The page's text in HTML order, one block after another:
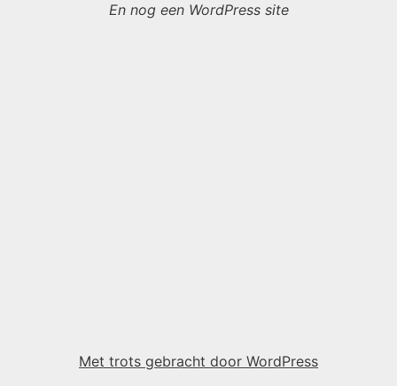
En nog een WordPress site
Met trots gebracht door WordPress